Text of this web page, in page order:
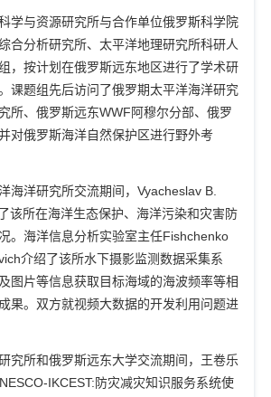
学与资源研究所与合作单位俄罗斯科学院
合分析研究所、太平洋地理研究所科研人
，按计划在俄罗斯远东地区进行了学术研
课题组先后访问了俄罗期太平洋海洋研究
所、俄罗斯远东WWF阿穆尔分部、俄罗
对俄罗斯海洋自然保护区进行野外考
海洋研究所交流期间，Vyacheslav B.
该所在海洋生态保护、海洋污染和灾害防
。海洋信息分析实验室主任Fishchenko
介绍了该所水下摄影监测数据采集系
图片等信息获取目标海域的海波频率等相
果。双方就视频大数据的开发利用问题进
究所和俄罗斯远东大学交流期间，王卷乐
IKCEST:防灾减灾知识服务系统使